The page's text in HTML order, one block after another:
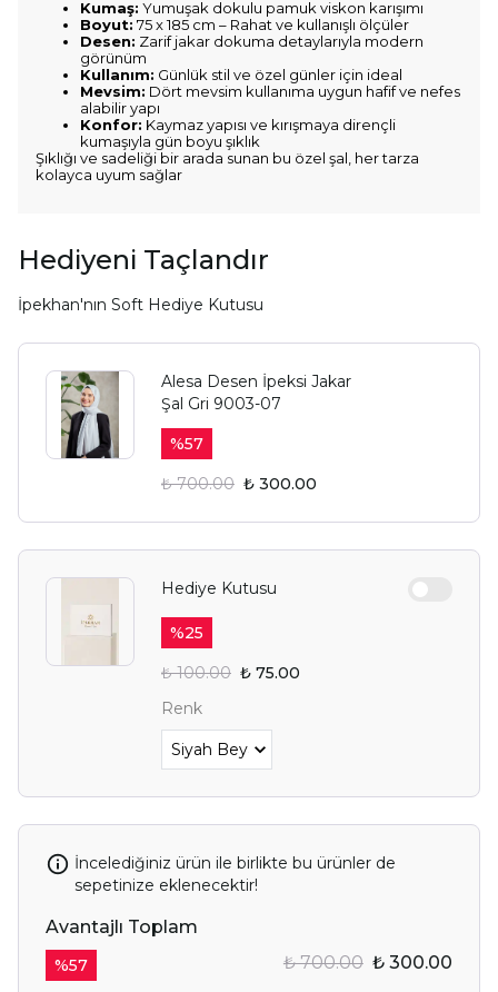
Kumaş: Yumuşak dokulu pamuk viskon karışımı
Boyut: 75 x 185 cm – Rahat ve kullanışlı ölçüler
Desen: Zarif jakar dokuma detaylarıyla modern
görünüm
Kullanım: Günlük stil ve özel günler için ideal
Mevsim: Dört mevsim kullanıma uygun hafif ve nefes
alabilir yapı
Konfor: Kaymaz yapısı ve kırışmaya dirençli
kumaşıyla gün boyu şıklık
Şıklığı ve sadeliği bir arada sunan bu özel şal, her tarza
kolayca uyum sağlar
Hediyeni Taçlandır
İpekhan'nın Soft Hediye Kutusu
Alesa Desen İpeksi Jakar
Şal Gri 9003-07
%57
₺ 700.00 ₺ 300.00
Hediye Kutusu
%25
₺ 100.00 ₺ 75.00
Renk
İncelediğiniz ürün ile birlikte bu ürünler de
sepetinize eklenecektir!
Avantajlı Toplam
%57 ₺ 700.00 ₺ 300.00